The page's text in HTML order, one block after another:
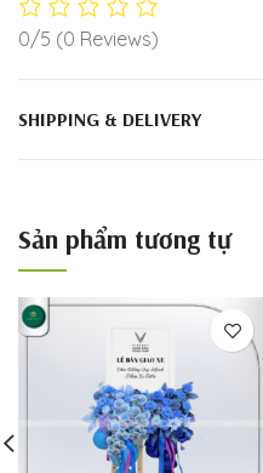
0/5 (0 Reviews)
SHIPPING & DELIVERY
Sản phẩm tương tự